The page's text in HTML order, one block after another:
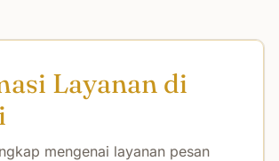
Layanan di
mengenai layanan pesan